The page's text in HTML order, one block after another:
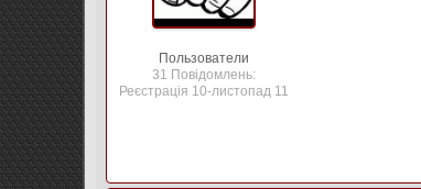
Пользователи
31 Повідомлень:
Реєстрація 10-листопад 11